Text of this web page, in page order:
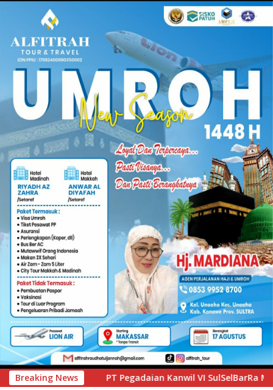
Breaking NewsKanwil VI SulSelBarRa Maluku Luncurkan Program